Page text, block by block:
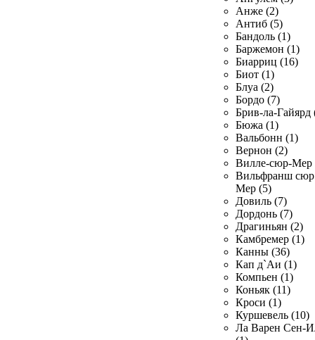
Анже (2)
Антиб (5)
Бандоль (1)
Баржемон (1)
Биарриц (16)
Биот (1)
Блуа (2)
Бордо (7)
Брив-ла-Гайярд
Бюжа (1)
Вальбонн (1)
Вернон (2)
Вилле-сюр-Мер
Вильфранш сюр
Мер (5)
Довиль (7)
Дордонь (7)
Драгиньян (2)
Камбремер (1)
Канны (36)
Кап д`Аи (1)
Компьен (1)
Коньяк (11)
Кроси (1)
Куршевель (10)
Ла Варен Сен-